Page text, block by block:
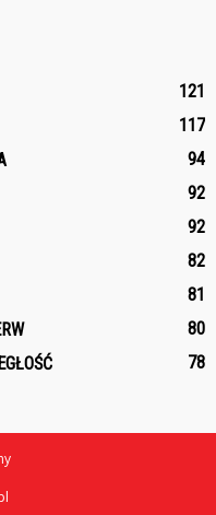
121
117
94
92
92
82
81
80
78